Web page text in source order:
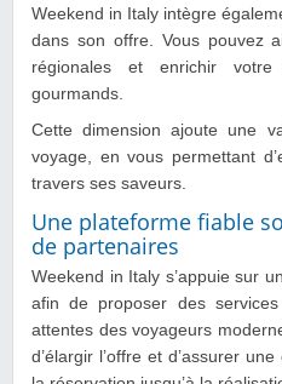
Weekend in Italy intègre
dans son offre. Vous pouvez
régionales et enrichir
gourmands.
Cette dimension ajoute une
voyage, en vous permettant
travers ses saveurs.
Une plateforme fiable
de partenaires
Weekend in Italy s’appuie sur
afin de proposer des
attentes des voyageurs
d’élargir l’offre et d’assurer